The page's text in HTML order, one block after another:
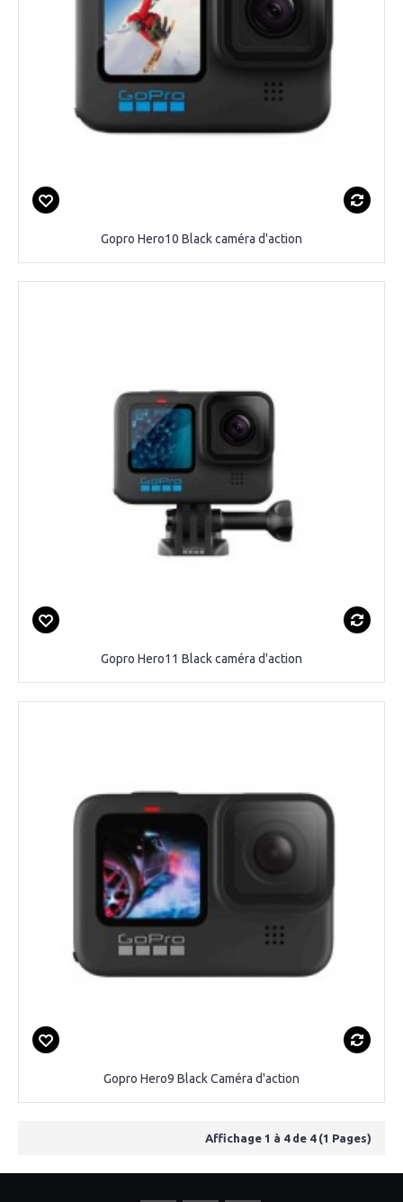
Gopro Hero10 Black caméra d'action
Gopro Hero11 Black caméra d'action
Gopro Hero9 Black Caméra d'action
Affichage 1 à 4 de 4 (1 Pages)